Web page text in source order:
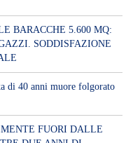
BARACCHE 5.600 MQ:
SODDISFAZIONE
di 40 anni muore folgorato
FUORI DALLE